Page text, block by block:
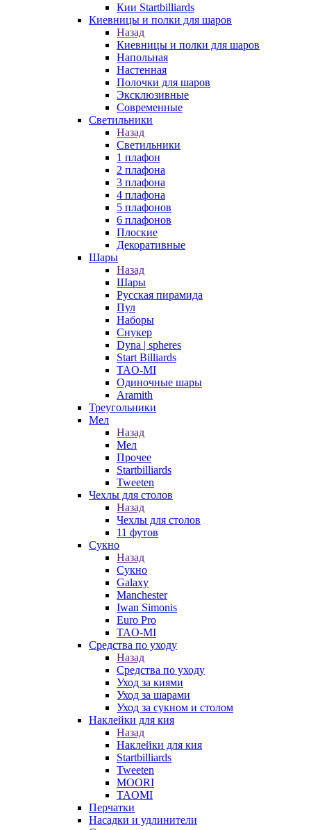
Кии Startbilliards
Киевницы и полки для шаров
Назад
Киевницы и полки для шаров
Напольная
Настенная
Полочки для шаров
Эксклюзивные
Современные
Светильники
Назад
Светильники
1 плафон
2 плафона
3 плафона
4 плафона
5 плафонов
6 плафонов
Плоские
Декоративные
Шары
Назад
Шары
Русская пирамида
Пул
Наборы
Снукер
Dyna | spheres
Start Billiards
TAO-MI
Одиночные шары
Aramith
Треугольники
Мел
Назад
Мел
Прочее
Startbilliards
Tweeten
Чехлы для столов
Назад
Чехлы для столов
11 футов
Сукно
Назад
Сукно
Galaxy
Manchester
Iwan Simonis
Euro Pro
TAO-MI
Средства по уходу
Назад
Средства по уходу
Уход за киями
Уход за шарами
Уход за сукном и столом
Наклейки для кия
Назад
Наклейки для кия
Startbilliards
Tweeten
MOORI
TAOMI
Перчатки
Насадки и удлинители